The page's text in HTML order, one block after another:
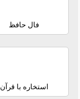
فال حافظ
استخاره با قرآن